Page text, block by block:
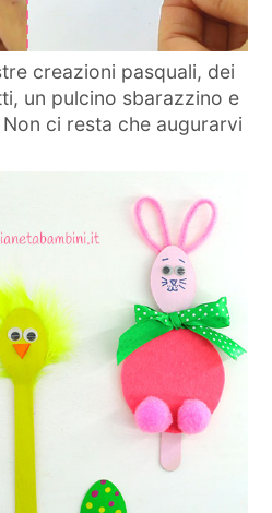
creazioni pasquali, dei
un pulcino sbarazzino e
ci resta che augurarvi